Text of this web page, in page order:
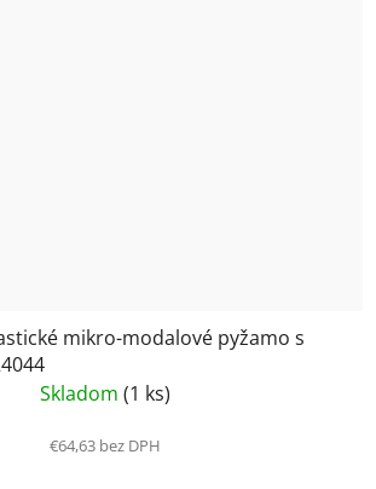
mikro-modalové pyžamo s
Skladom (1 ks)
€64,63 bez DPH